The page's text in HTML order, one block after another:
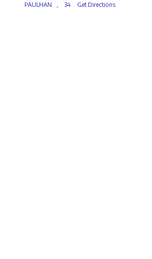
PAULHAN 34 Get Directions